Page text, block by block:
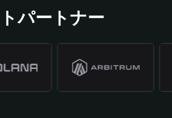
パートナー